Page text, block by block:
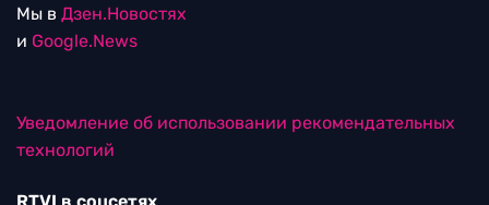
Мы в Дзен.Новостях
и Google.News
Уведомление об использовании рекомендательных
технологий